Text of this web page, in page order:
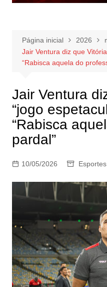
Página inicial 2026
Jair Ventura diz que
“Rabisca aquela do
Jair Ventura
“jogo
“Rabisca
pardal”
10/05/2026 Esportes